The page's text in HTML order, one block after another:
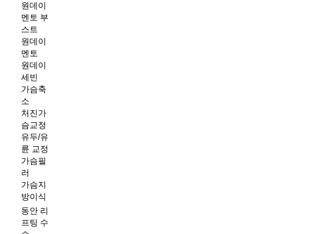
원데이
멘토 부
스트
원데이
멘토
원데이
세빈
가슴축
소
처진가
슴교정
유두/유
륜 교정
가슴필
러
가슴지
방이식
동안 리
프팅 수